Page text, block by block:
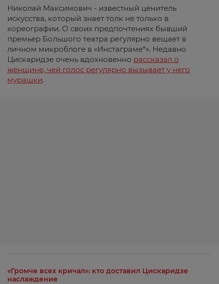
Николай Максимович - известный ценитель
искусства, который знает толк не только в
хореографии. О своих предпочтениях бывший
премьер Большого театра регулярно вещает в
личном микроблоге в «Инстаграме*». Недавно
Цискаридзе очень вдохновенно рассказал о
женщине, чей голос регулярно вызывает у него
мурашки.
«Громче всех кричал»: кто доставил Цискаридзе
наслаждение